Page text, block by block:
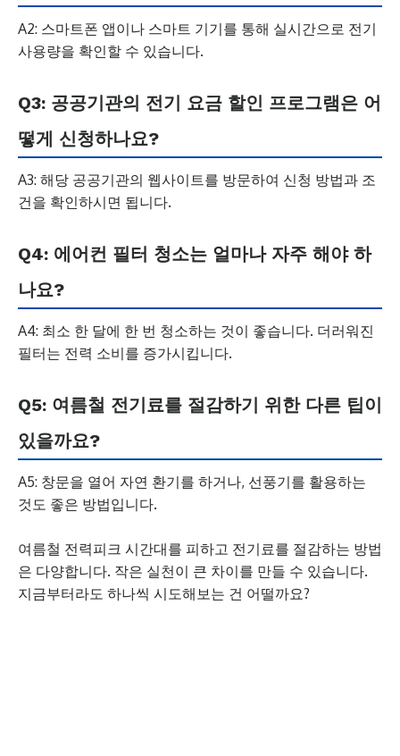
A2: 스마트폰 앱이나 스마트 기기를 통해 실시간으로 전기
사용량을 확인할 수 있습니다.
Q3: 공공기관의 전기 요금 할인 프로그램은 어
떻게 신청하나요?
A3: 해당 공공기관의 웹사이트를 방문하여 신청 방법과 조
건을 확인하시면 됩니다.
Q4: 에어컨 필터 청소는 얼마나 자주 해야 하
나요?
A4: 최소 한 달에 한 번 청소하는 것이 좋습니다. 더러워진
필터는 전력 소비를 증가시킵니다.
Q5: 여름철 전기료를 절감하기 위한 다른 팁이
있을까요?
A5: 창문을 열어 자연 환기를 하거나, 선풍기를 활용하는
것도 좋은 방법입니다.
여름철 전력피크 시간대를 피하고 전기료를 절감하는 방법
은 다양합니다. 작은 실천이 큰 차이를 만들 수 있습니다.
지금부터라도 하나씩 시도해보는 건 어떨까요?